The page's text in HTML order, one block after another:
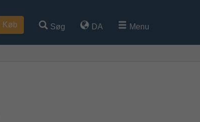
Køb Søg DA Menu